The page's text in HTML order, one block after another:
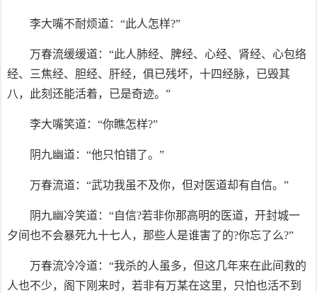
李大嘴不耐烦道：“此人怎样?”
万春流缓缓道：“此人肺经、脾经、心经、肾经、心包络
经、三焦经、胆经、肝经，俱已残坏，十四经脉，已毁其
八，此刻还能活着，已是奇迹。”
李大嘴笑道：“你瞧怎样?”
阴九幽道：“他只怕错了。”
万春流道：“武功我虽不及你，但对医道却有自信。”
阴九幽冷笑道：“自信?若非你那高明的医道，开封城一
夕间也不会暴死九十七人，那些人是谁害了的?你忘了么?”
万春流冷冷道：“我杀的人虽多，但这几年来在此间救的
人也不少，阁下刚来时，若非有万某在这里，只怕也活不到